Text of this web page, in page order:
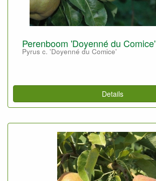
Perenboom 'Doyenné du Comice'
Pyrus c. 'Doyenné du Comice'
Details